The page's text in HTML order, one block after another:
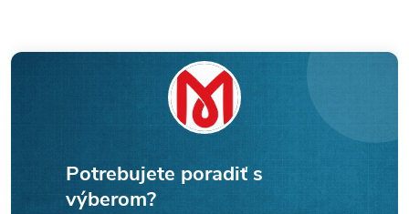
Potrebujete poradiť s
výberom?